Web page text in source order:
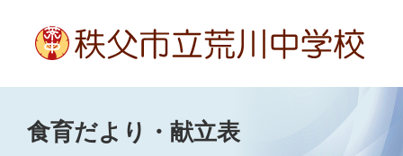
食育だより・献立表